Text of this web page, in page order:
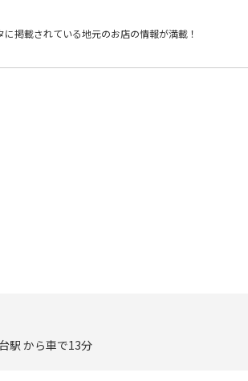
に掲載されている地元のお店の情報が満載！
駅 から車で13分